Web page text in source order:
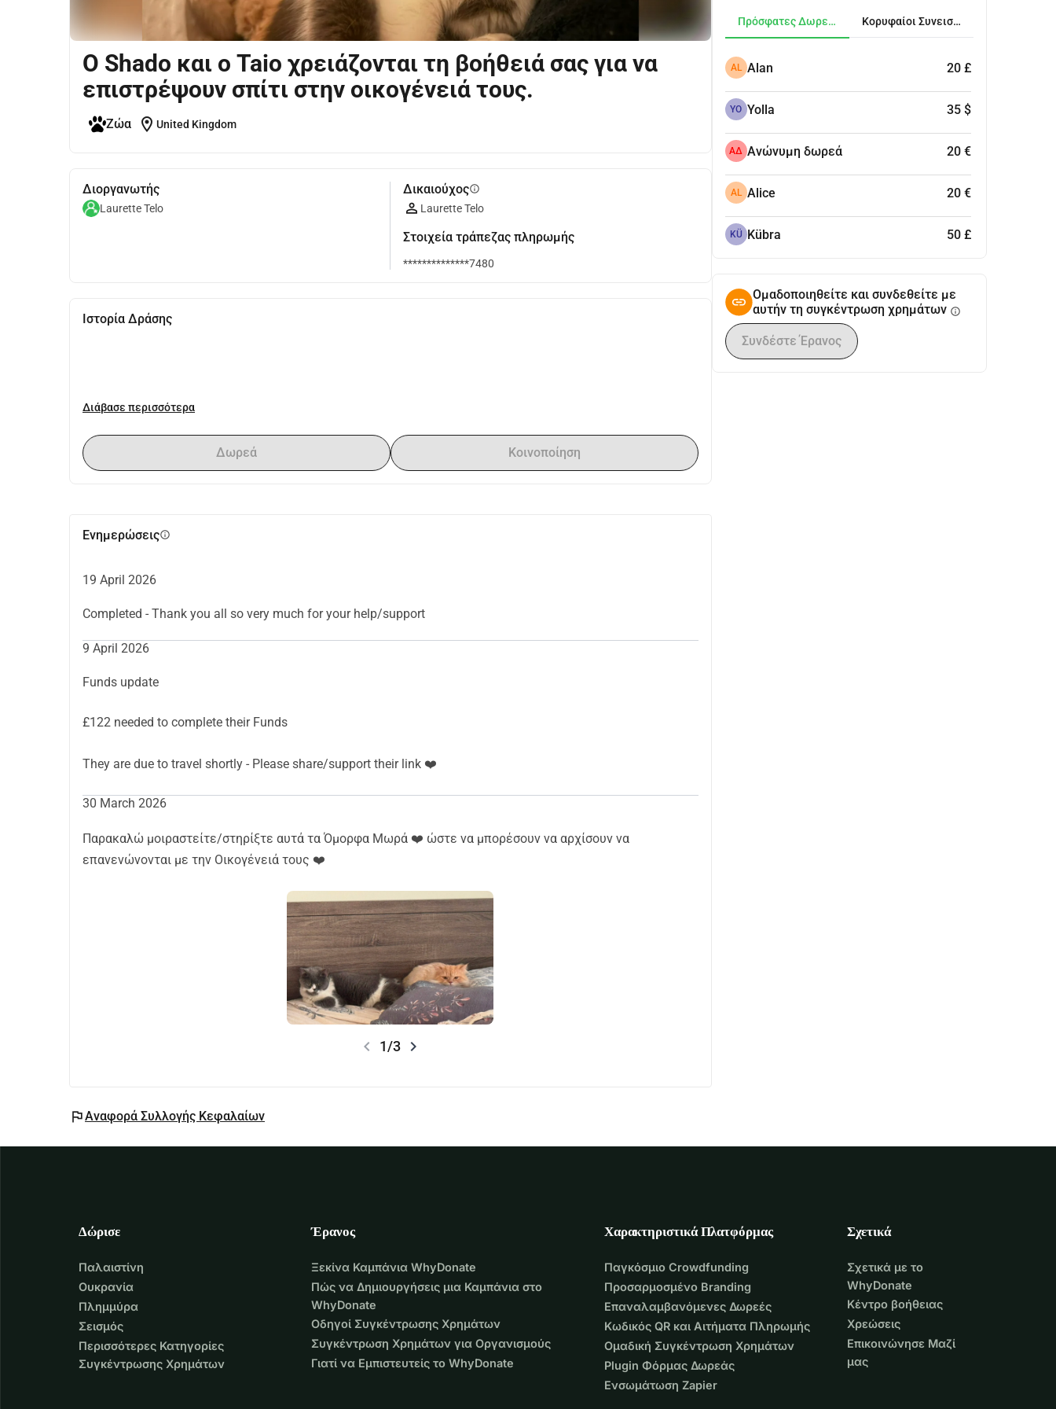
Ο Shado και ο Taio χρειάζονται τη βοήθειά σας για να
επιστρέψουν σπίτι στην οικογένειά τους.
Ζώα location_on United Kingdom
Διοργανωτής
Laurette Telo
Δικαιούχοςinfo
Laurette Telo
Στοιχεία τράπεζας πληρωμής
**************7480
Ιστορία Δράσης
Διάβασε περισσότερα
Δωρεά Κοινοποίηση
Ενημερώσειςinfo
19 April 2026
Completed - Thank you all so very much for your help/support
9 April 2026
Funds update
£122 needed to complete their Funds
They are due to travel shortly - Please share/support their link ❤️
30 March 2026
Παρακαλώ μοιραστείτε/στηρίξτε αυτά τα Όμορφα Μωρά ❤️ ώστε να μπορέσουν να αρχίσουν να
επανενώνονται με την Οικογένειά τους ❤️
chevron_left 1/3 chevron_right
flagΑναφορά Συλλογής Κεφαλαίων
Πρόσφατες Δωρεές Κορυφαίοι Συνεισφέροντες
AL Alan 20 £
YO Yolla 35 $
ΑΔ Ανώνυμη δωρεά 20 €
AL Alice 20 €
KÜ Kübra 50 £
Ομαδοποιηθείτε και συνδεθείτε με
αυτήν τη συγκέντρωση χρημάτων info
Συνδέστε Έρανος
Δώρισε
Παλαιστίνη
Ουκρανία
Πλημμύρα
Σεισμός
Περισσότερες Κατηγορίες
Συγκέντρωσης Χρημάτων
Έρανος
Ξεκίνα Καμπάνια WhyDonate
Πώς να Δημιουργήσεις μια Καμπάνια στο
WhyDonate
Οδηγοί Συγκέντρωσης Χρημάτων
Συγκέντρωση Χρημάτων για Οργανισμούς
Γιατί να Εμπιστευτείς το WhyDonate
Χαρακτηριστικά Πλατφόρμας
Παγκόσμιο Crowdfunding
Προσαρμοσμένο Branding
Επαναλαμβανόμενες Δωρεές
Κωδικός QR και Αιτήματα Πληρωμής
Ομαδική Συγκέντρωση Χρημάτων
Plugin Φόρμας Δωρεάς
Ενσωμάτωση Zapier
Σχετικά
Σχετικά με το
WhyDonate
Κέντρο βοήθειας
Χρεώσεις
Επικοινώνησε Μαζί
μας